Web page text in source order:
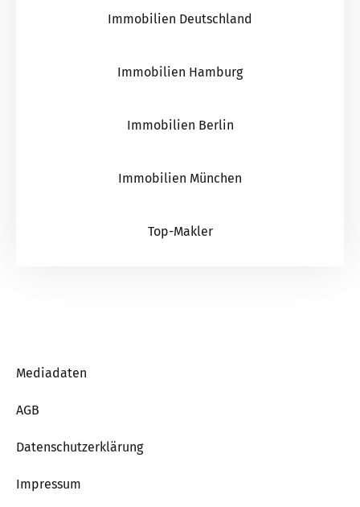
Immobilien Deutschland
Immobilien Hamburg
Immobilien Berlin
Immobilien München
Top-Makler
Mediadaten
AGB
Datenschutzerklärung
Impressum